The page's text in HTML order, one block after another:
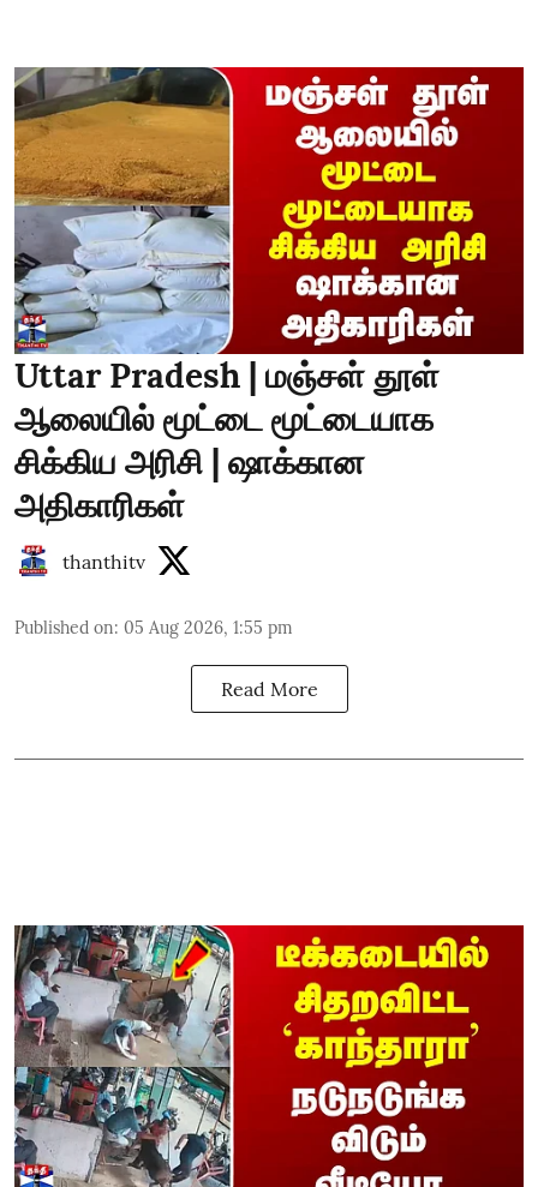
Uttar Pradesh | மஞ்சள் தூள்
ஆலையில் மூட்டை மூட்டையாக
சிக்கிய அரிசி | ஷாக்கான
அதிகாரிகள்
thanthitv
Published on: 05 Aug 2026, 1:55 pm
Read More